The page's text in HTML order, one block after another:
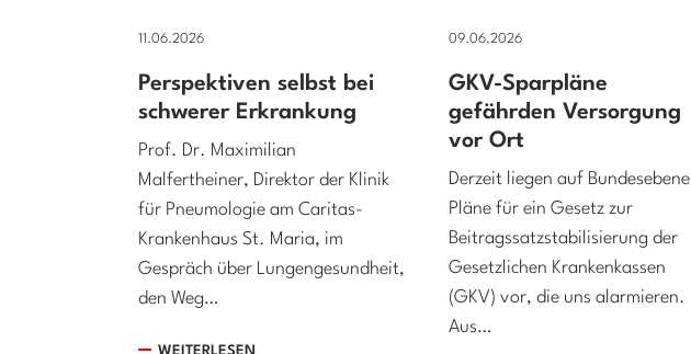
11.06.2026
Perspektiven selbst bei
schwerer Erkrankung
Prof. Dr. Maximilian
Malfertheiner, Direktor der Klinik
für Pneumologie am Caritas-
Krankenhaus St. Maria, im
Gespräch über Lungengesundheit,
den Weg…
WEITERLESEN
09.06.2026
GKV-Sparpläne
gefährden Versorgung
vor Ort
Derzeit liegen auf Bundesebene
Pläne für ein Gesetz zur
Beitragssatzstabilisierung der
Gesetzlichen Krankenkassen
(GKV) vor, die uns alarmieren.
Aus…